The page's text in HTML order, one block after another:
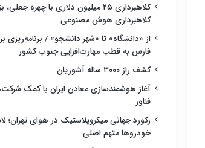
کلاهبرداری ۲۵ میلیون دلاری با چهره
کلاهبرداری هوش مصنوعی
از «دانشگاه» تا «شهر دانشجو» / برنامه‌ریزی
فارس به قطب مهارت‌افزایی جنوب کشور
کشف راز ۳۰۰۰ ساله آشوریان
آغاز هوشمندسازی معادن ایران با کمک
فناور
رکورد جهانی میکروپلاستیک در هوای تهران؛
خودروها متهم اصلی